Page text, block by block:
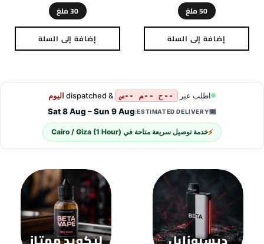
20 ملغ
إضافة إلى السلة
هناك
من
الأشكال
المختلفة
لهذا
المنتج.
يمكن
الخيارات
على
صفحة
المنتج
إضافة إلى السلة
هناك
من
الأشكال
المختلفة
لهذا
المنتج.
يمكن
الخيارات
على
صفحة
المنتج